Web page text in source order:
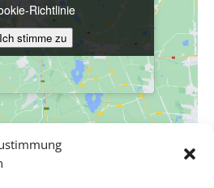
Richtlinie
Ich stimme zu
Richtlinie
Ich stimme zu